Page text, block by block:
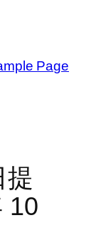
Page
提
10